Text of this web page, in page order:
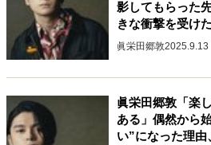
70代のグランドデザイン
地域とつながる/お金との付き合い方
影してもらった
きな衝撃を受け
眞栄田郷敦2025.9.13
眞栄田郷敦「楽
ある」偶然から
い”になった理